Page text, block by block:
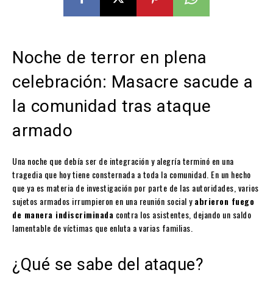
Noche de terror en plena
celebración: Masacre sacude a
la comunidad tras ataque
armado
Una noche que debía ser de integración y alegría terminó en una
tragedia que hoy tiene consternada a toda la comunidad. En un hecho
que ya es materia de investigación por parte de las autoridades, varios
sujetos armados irrumpieron en una reunión social yabrieron fuego
de manera indiscriminada contra los asistentes, dejando un saldo
lamentable de víctimas que enluta a varias familias.
¿Qué se sabe del ataque?